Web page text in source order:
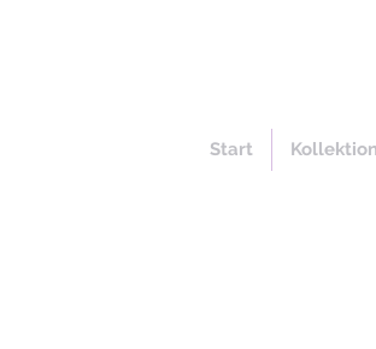
Start